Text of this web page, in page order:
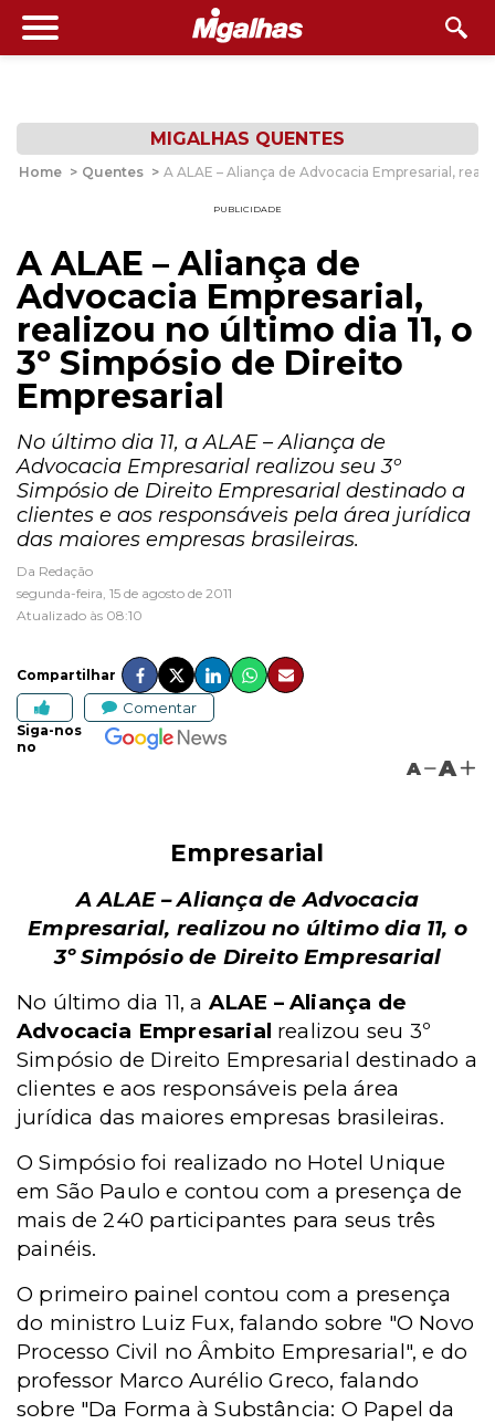
MIGALHAS QUENTES
Home > Quentes > A ALAE – Aliança de Advocacia Empresarial,
PUBLICIDADE
A ALAE – Aliança de
Advocacia Empresarial,
realizou no último dia 11, o
3º Simpósio de Direito
Empresarial
No último dia 11, a ALAE – Aliança de
Advocacia Empresarial realizou seu 3º
Simpósio de Direito Empresarial destinado a
clientes e aos responsáveis pela área jurídica
das maiores empresas brasileiras.
Da Redação
segunda-feira, 15 de agosto de 2011
Atualizado às 08:10
Compartilhar
Comentar
Siga-nos
no
A A
Empresarial
A ALAE – Aliança de Advocacia
Empresarial, realizou no último dia 11, o
3º Simpósio de Direito Empresarial
No último dia 11, a ALAE – Aliança de
Advocacia Empresarial realizou seu 3º
Simpósio de Direito Empresarial destinado a
clientes e aos responsáveis pela área
jurídica das maiores empresas brasileiras.
O Simpósio foi realizado no Hotel Unique
em São Paulo e contou com a presença de
mais de 240 participantes para seus três
painéis.
O primeiro painel contou com a presença
do ministro Luiz Fux, falando sobre "O Novo
Processo Civil no Âmbito Empresarial", e do
professor Marco Aurélio Greco, falando
sobre "Da Forma à Substância: O Papel da